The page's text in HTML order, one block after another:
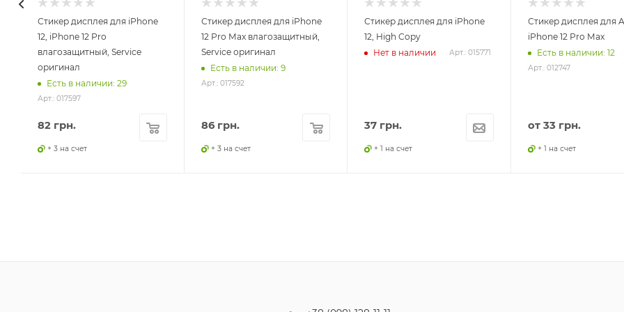
Стикер дисплея для iPhone
12, iPhone 12 Pro
влагозащитный, Service
оригинал
Есть в наличии: 29
Арт.: 017597
82 грн.
+ 3 на счет
Стикер дисплея для iPhone
12 Pro Max влагозащитный,
Service оригинал
Есть в наличии: 9
Арт.: 017592
86грн.
+ 3 на счет
Стикер дисплея для iPhone
12, High Copy
Нет в наличии
Арт.: 015771
37 грн.
+ 1 на счет
Стикер дисплея для
iPhone 12 Pro Max
Есть в наличии: 12
Арт.: 012747
от 33 грн.
+ 1 на счет